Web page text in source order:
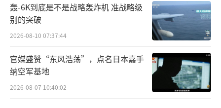
轰-6K到底是不是战略轰炸机 准战略级
别的突破
2026-08-10 07:37:44
官媒盛赞“东风浩荡”，点名日本嘉手
纳空军基地
2026-08-07 10:40:02